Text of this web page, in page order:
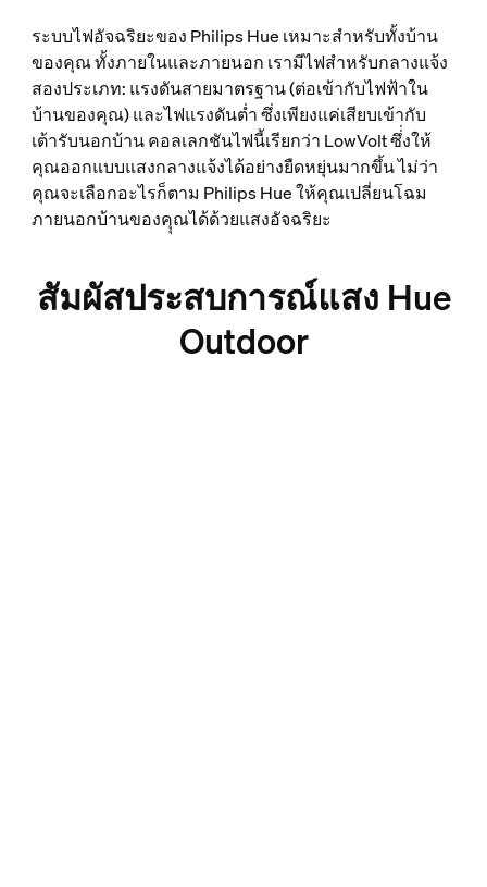
ระบบไฟอัจฉริยะของ Philips Hue เหมาะสำหรับทั้งบ้าน
ของคุณ ทั้งภายในและภายนอก เรามีไฟสำหรับกลางแจ้ง
สองประเภท: แรงดันสายมาตรฐาน (ต่อเข้ากับไฟฟ้าใน
บ้านของคุณ) และไฟแรงดันต่ำ ซึ่งเพียงแค่เสียบเข้ากับ
เต้ารับนอกบ้าน คอลเลกชันไฟนี้เรียกว่า LowVolt ซึ่่งให้
คุณออกแบบแสงกลางแจ้งได้อย่างยืดหยุ่นมากขึ้น ไม่ว่า
คุณจะเลือกอะไรก็ตาม Philips Hue ให้คุณเปลี่ยนโฉม
ภายนอกบ้านของคุุณได้ด้วยแสงอัจฉริยะ
สัมผัสประสบการณ์แสง Hue
Outdoor